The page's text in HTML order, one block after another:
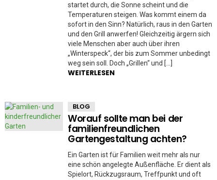
startet durch, die Sonne scheint und die
Temperaturen steigen. Was kommt einem da
sofort in den Sinn? Natürlich, raus in den Garten
und den Grill anwerfen! Gleichzeitig ärgern sich
viele Menschen aber auch über ihren
„Winterspeck“, der bis zum Sommer unbedingt
weg sein soll. Doch „Grillen“ und […]
WEITERLESEN
BLOG
Worauf sollte man bei der
familienfreundlichen
Gartengestaltung achten?
Ein Garten ist für Familien weit mehr als nur
eine schön angelegte Außenfläche. Er dient als
Spielort, Rückzugsraum, Treffpunkt und oft